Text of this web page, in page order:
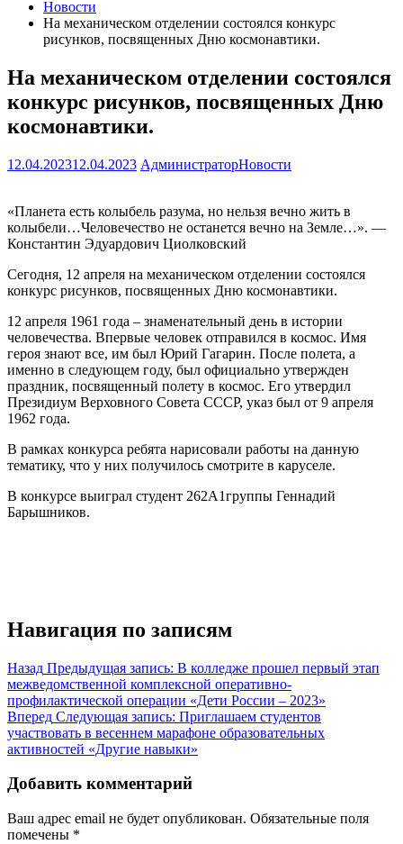
Новости
На механическом отделении состоялся конкурс
рисунков, посвященных Дню космонавтики.
На механическом отделении состоялся
конкурс рисунков, посвященных Дню
космонавтики.
12.04.202312.04.2023 АдминистраторНовости
«Планета есть колыбель разума, но нельзя вечно жить в
колыбели…Человечество не останется вечно на Земле…». —
Константин Эдуардович Циолковский
Сегодня, 12 апреля на механическом отделении состоялся
конкурс рисунков, посвященных Дню космонавтики.
12 апреля 1961 года – знаменательный день в истории
человечества. Впервые человек отправился в космос. Имя
героя знают все, им был Юрий Гагарин. После полета, а
именно в следующем году, был официально утвержден
праздник, посвященный полету в космос. Его утвердил
Президиум Верховного Совета СССР, указ был от 9 апреля
1962 года.
В рамках конкурса ребята нарисовали работы на данную
тематику, что у них получилось смотрите в каруселе.
В конкурсе выиграл студент 262А1группы Геннадий
Барышников.
Навигация по записям
Назад Предыдущая запись: В колледже прошел первый этап
межведомственной комплексной оперативно-
профилактической операции «Дети России – 2023»
Вперед Следующая запись: Приглашаем студентов
участвовать в весеннем марафоне образовательных
активностей «Другие навыки»
Добавить комментарий
Ваш адрес email не будет опубликован. Обязательные поля
помечены *